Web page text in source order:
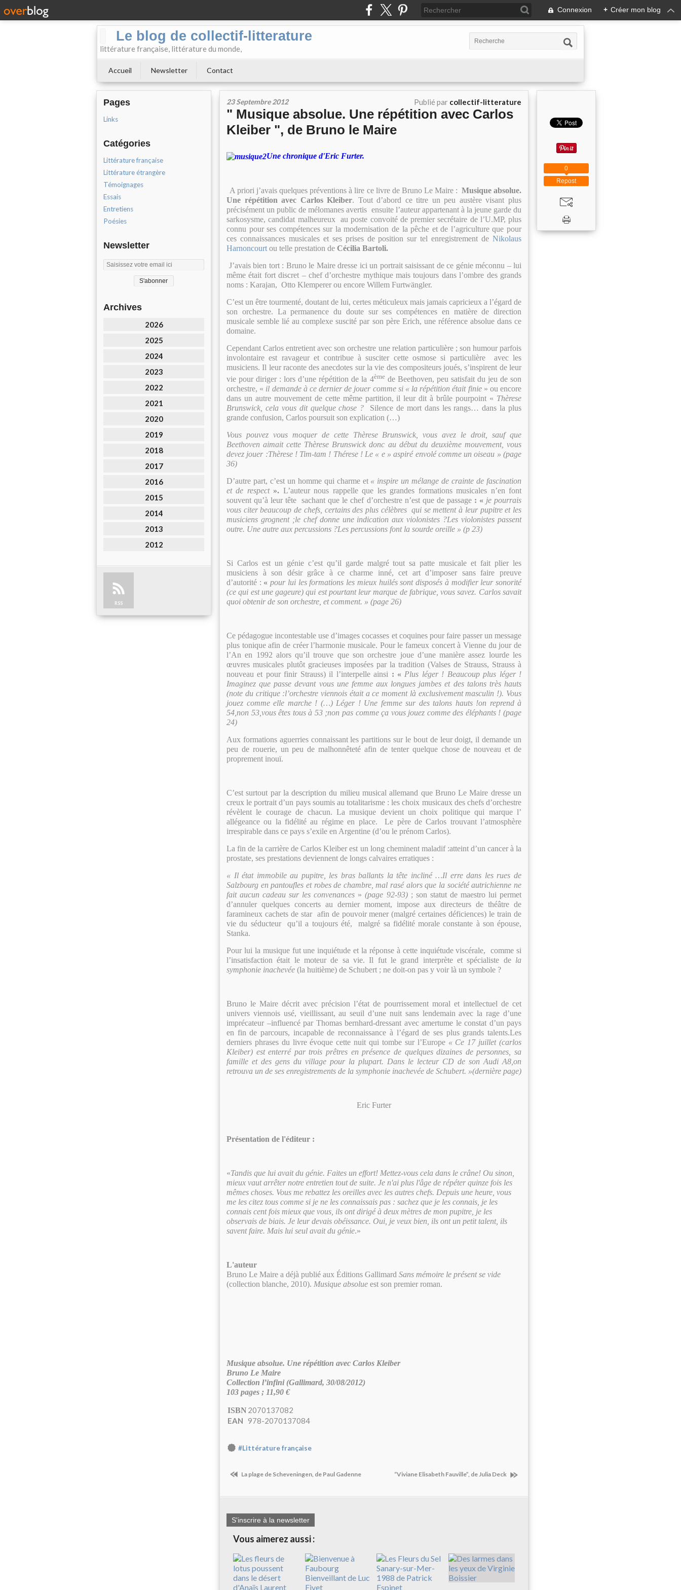
Connexion + Créer mon blog
Le blog de collectif-litterature
littérature française, littérature du monde,
Accueil Newsletter Contact
Pages
Links
Catégories
Littérature française
Littérature étrangère
Témoignages
Essais
Entretiens
Poésies
Newsletter
Archives
2026
2025
2024
2023
2022
2021
2020
2019
2018
2017
2016
2015
2014
2013
2012
RSS
23 Septembre 2012 Publié par collectif-litterature
" Musique absolue. Une répétition avec Carlos
Kleiber ", de Bruno le Maire
Une chronique d'Eric Furter.
A priori j’avais quelques préventions à lire ce livre de Bruno Le Maire : Musique absolue.
Une répétition avec Carlos Kleiber. Tout d’abord ce titre un peu austère visant plus
précisément un public de mélomanes avertis ensuite l’auteur appartenant à la jeune garde du
sarkosysme, candidat malheureux au poste convoité de premier secrétaire de l’U.MP, plus
connu pour ses compétences sur la modernisation de la pêche et de l’agriculture que pour
ces connaissances musicales et ses prises de position sur tel enregistrement de Nikolaus
Harnoncourt ou telle prestation de Cécilia Bartoli.
J’avais bien tort : Bruno le Maire dresse ici un portrait saisissant de ce génie méconnu – lui
même était fort discret – chef d’orchestre mythique mais toujours dans l’ombre des grands
noms : Karajan, Otto Klemperer ou encore Willem Furtwängler.
C’est un être tourmenté, doutant de lui, certes méticuleux mais jamais capricieux a l’égard de
son orchestre. La permanence du doute sur ses compétences en matière de direction
musicale semble lié au complexe suscité par son père Erich, une référence absolue dans ce
domaine.
Cependant Carlos entretient avec son orchestre une relation particulière ; son humour parfois
involontaire est ravageur et contribue à susciter cette osmose si particulière avec les
musiciens. Il leur raconte des anecdotes sur la vie des compositeurs joués, s’inspirent de leur
vie pour diriger : lors d’une répétition de la 4èmede Beethoven, peu satisfait du jeu de son
orchestre, « il demande à ce dernier de jouer comme si « la répétition était finie» ou encore
dans un autre mouvement de cette même partition, il leur dit à brûle pourpoint « Thèrese
Brunswick, cela vous dit quelque chose ?
Silence de mort dans les rangs… dans la plus
grande confusion, Carlos poursuit son explication (…)
Vous pouvez vous moquer de cette Thèrese Brunswick, vous avez le droit, sauf que
Beethoven aimait cette Thèrese Brunswick donc au début du deuxième mouvement, vous
devez jouer :Thèrese ! Tim-tam ! Thérese ! Le « e » aspiré envolé comme un oiseau » (page
36)
D’autre part, c’est un homme qui charme et « inspire un mélange de crainte de fascination
et de respect ». L’auteur nous rappelle que les grandes formations musicales n’en font
souvent qu’à leur tête sachant que le chef d’orchestre n’est que de passage: « je pourrais
vous citer beaucoup de chefs, certains des plus célèbres qui se mettent à leur pupitre et les
musiciens grognent ;le chef donne une indication aux violonistes ?Les violonistes passent
outre. Une autre aux percussions ?Les percussions font la sourde oreille » (p 23)
Si Carlos est un génie c’est qu’il garde malgré tout sa patte musicale et fait plier les
musiciens à son désir grâce à ce charme inné, cet art d’imposer sans faire preuve
d’autorité : «pour lui les formations les mieux huilés sont disposés à modifier leur sonorité
(ce qui est une gageure) qui est pourtant leur marque de fabrique, vous savez. Carlos savait
quoi obtenir de son orchestre, et comment. » (page 26)
Ce pédagogue incontestable use d’images cocasses et coquines pour faire passer un message
plus tonique afin de créer l’harmonie musicale. Pour le fameux concert à Vienne du jour de
l’An en 1992 alors qu’il trouve que son orchestre joue d’une manière assez lourde les
œuvres musicales plutôt gracieuses imposées par la tradition (Valses de Strauss, Strauss à
nouveau et pour finir Strauss) il l’interpelle ainsi : « Plus léger ! Beaucoup plus léger !
Imaginez que passe devant vous une femme aux longues jambes et des talons très hauts
(note du critique :l’orchestre viennois était a ce moment là exclusivement masculin !). Vous
jouez comme elle marche ! (…) Léger ! Une femme sur des talons hauts !on reprend à
54,non 53,vous êtes tous à 53 ;non pas comme ça vous jouez comme des éléphants ! (page
24)
Aux formations aguerries connaissant les partitions sur le bout de leur doigt, il demande un
peu de rouerie, un peu de malhonnêteté afin de tenter quelque chose de nouveau et de
proprement inouï.
C’est surtout par la description du milieu musical allemand que Bruno Le Maire dresse un
creux le portrait d’un pays soumis au totalitarisme : les choix musicaux des chefs d’orchestre
révèlent le courage de chacun. La musique devient un choix politique qui marque l’
allégeance ou la fidélité au régime en place. Le père de Carlos trouvant l’atmosphère
irrespirable dans ce pays s’exile en Argentine (d’ou le prénom Carlos).
La fin de la carrière de Carlos Kleiber est un long cheminent maladif :atteint d’un cancer à la
prostate, ses prestations deviennent de longs calvaires erratiques :
« Il état immobile au pupitre, les bras ballants la tête incliné …Il erre dans les rues de
Salzbourg en pantoufles et robes de chambre, mal rasé alors que la société autrichienne ne
fait aucun cadeau sur les convenances »(page 92-93); son statut de maestro lui permet
d’annuler quelques concerts au dernier moment, impose aux directeurs de théâtre de
faramineux cachets de star afin de pouvoir mener (malgré certaines déficiences) le train de
vie du séducteur qu’il a toujours été, malgré sa fidélité morale constante à son épouse,
Stanka.
Pour lui la musique fut une inquiétude et la réponse à cette inquiétude viscérale, comme si
l’insatisfaction était le moteur de sa vie. Il fut le grand interprète et spécialiste de la
symphonie inachevée (la huitième) de Schubert ; ne doit-on pas y voir là un symbole ?
Bruno le Maire décrit avec précision l’état de pourrissement moral et intellectuel de cet
univers viennois usé, vieillissant, au seuil d’une nuit sans lendemain avec la rage d’une
imprécateur –influencé par Thomas bernhard-dressant avec amertume le constat d’un pays
en fin de parcours, incapable de reconnaissance à l’égard de ses plus grands talents.Les
derniers phrases du livre évoque cette nuit qui tombe sur l’Europe « Ce 17 juillet (carlos
Kleiber) est enterré par trois prêtres en présence de quelques dizaines de personnes, sa
famille et des gens du village pour la plupart. Dans le lecteur CD de son Audi A8,on
retrouva un de ses enregistrements de la symphonie inachevée de Schubert. »(dernière page)
Eric Furter
Présentation de l'éditeur :
«Tandis que lui avait du génie. Faites un effort! Mettez-vous cela dans le crâne! Ou sinon,
mieux vaut arrêter notre entretien tout de suite. Je n'ai plus l'âge de répéter quinze fois les
mêmes choses. Vous me rebattez les oreilles avec les autres chefs. Depuis une heure, vous
me les citez tous comme si je ne les connaissais pas : sachez que je les connais, je les
connais cent fois mieux que vous, ils ont dirigé à deux mètres de mon pupitre, je les
observais de biais. Je leur devais obéissance. Oui, je veux bien, ils ont un petit talent, ils
savent faire. Mais lui seul avait du génie.»
L'auteur
Bruno Le Maire a déjà publié aux Éditions Gallimard Sans mémoire le présent se vide
(collection blanche, 2010). Musique absolue est son premier roman.
Musique absolue. Une répétition avec Carlos Kleiber
Bruno Le Maire
Collection l’infini (Gallimard, 30/08/2012)
103 pages ; 11,90 €
ISBN2070137082
EAN 978-2070137084
#Littérature française
La plage de Scheveningen, de Paul Gadenne “Viviane Elisabeth Fauville”, de Julia Deck
S'inscrire à la newsletter
Vous aimerez aussi :
Repost
0